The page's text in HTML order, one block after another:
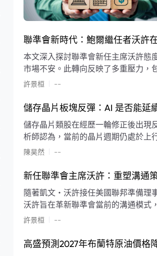
聯準會新時代：鮑爾繼任者沃許
本文深入探討聯準會新任主席沃許態
市場不安。此轉向反映了多重壓力，
素限制了聯準會實施降息或激進縮減
許景桓 --
儲存晶片板塊反彈：AI 是否能延
儲存晶片類股在經歷一輪修正後出現
析師認為，當前的晶片週期仍處於上
限的支撐下，價格預期將持續走高。
陳昊然 --
新任聯準會主席沃許：重塑溝通
隨著凱文・沃許接任美國聯邦準備理
沃許旨在革新聯準會當前的溝通模式
計畫重塑政策預期的發布方式及其頻
許景桓 --
高盛預測2027年布蘭特原油價格